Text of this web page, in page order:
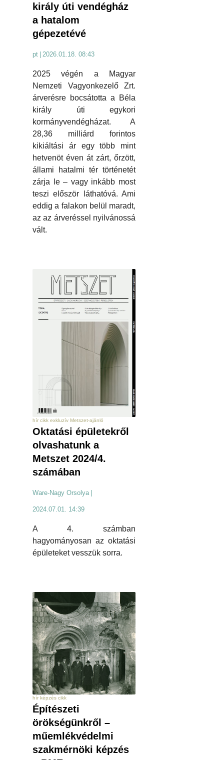
király úti vendégház
a hatalom
gépezetévé
pt 2026.01.18. 08:43
2025 végén a Magyar
Nemzeti Vagyonkezelő Zrt.
árverésre bocsátotta a Béla
király úti egykori
kormányvendégházat. A
28,36 milliárd forintos
kikiáltási ár egy több mint
hetvenöt éven át zárt, őrzött,
állami hatalmi tér történetét
zárja le – vagy inkább most
teszi először láthatóvá. Ami
eddig a falakon belül maradt,
az az árveréssel nyilvánossá
vált.
hír cikk exkluzív Metszet-ajánló
Oktatási épületekről
olvashatunk a
Metszet 2024/4.
számában
Ware-Nagy Orsolya
2024.07.01. 14:39
A 4. számban
hagyományosan az oktatási
épületeket vesszük sorra.
hír képzés cikk
Építészeti
örökségünkről –
műemlékvédelmi
szakmérnöki képzés